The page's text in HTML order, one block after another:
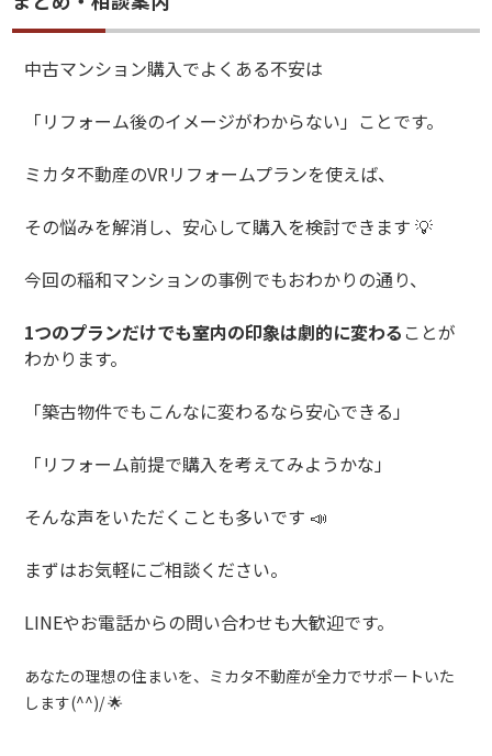
中古マンション購入でよくある不安は
「リフォーム後のイメージがわからない」ことです。
ミカタ不動産のVRリフォームプランを使えば、
その悩みを解消し、安心して購入を検討できます💡
今回の稲和マンションの事例でもおわかりの通り、
1つのプランだけでも室内の印象は劇的に変わる ことが
わかります。
「築古物件でもこんなに変わるなら安心できる」
「リフォーム前提で購入を考えてみようかな」
そんな声をいただくことも多いです 📣
まずはお気軽にご相談ください。
LINEやお電話からの問い合わせも大歓迎です。
あなたの理想の住まいを、ミカタ不動産が全力でサポートいた
します(^^)/🌟